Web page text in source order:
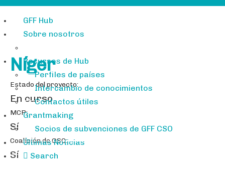
GFF Hub
Sobre nosotros
Recursos de Hub
Perfiles de países
Intercambio de conocimientos
Contactos útiles
Grantmaking
Socios de subvenciones de GFF CSO
Últimas Noticias
Search
Níger
Estado del proyecto:
En curso
MCP:
Sí
Coalición de OSC:
Sí